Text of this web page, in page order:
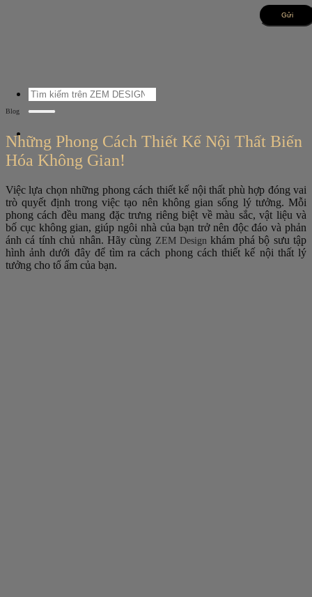
Tìm
kiếm:
Blog
Những Phong Cách Thiết Kế Nội Thất Biến
Hóa Không Gian!
Việc lựa chọn những phong cách thiết kế nội thất phù hợp đóng vai
trò quyết định trong việc tạo nên không gian sống lý tưởng. Mỗi
phong cách đều mang đặc trưng riêng biệt về màu sắc, vật liệu và
bố cục không gian, giúp ngôi nhà của bạn trở nên độc đáo và phản
ánh cá tính chủ nhân. Hãy cùng ZEM Design khám phá bộ sưu tập
hình ảnh dưới đây để tìm ra cách phong cách thiết kế nội thất lý
tưởng cho tổ ấm của bạn.